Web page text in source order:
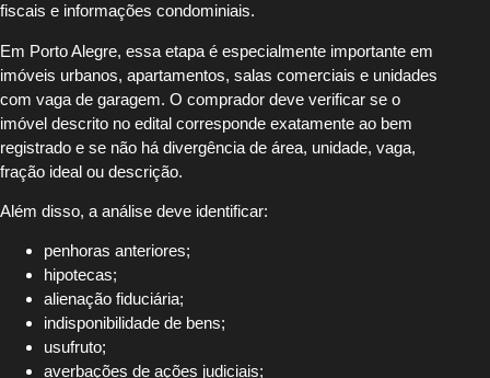
fiscais e informações condominiais.
Em Porto Alegre, essa etapa é especialmente importante em
imóveis urbanos, apartamentos, salas comerciais e unidades
com vaga de garagem. O comprador deve verificar se o
imóvel descrito no edital corresponde exatamente ao bem
registrado e se não há divergência de área, unidade, vaga,
fração ideal ou descrição.
Além disso, a análise deve identificar:
penhoras anteriores;
hipotecas;
alienação fiduciária;
indisponibilidade de bens;
usufruto;
averbações de ações judiciais;